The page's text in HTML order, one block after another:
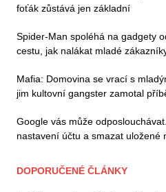
foťák zůstává jen základní
Spider-Man spoléhá na gadgety
cestu, jak nalákat mladé
Mafia: Domovina se vrací s
jim kultovní gangster zamotal
Google vás může
nastavení účtu a smazat uložené
DOPORUČENÉ ČLÁNKY